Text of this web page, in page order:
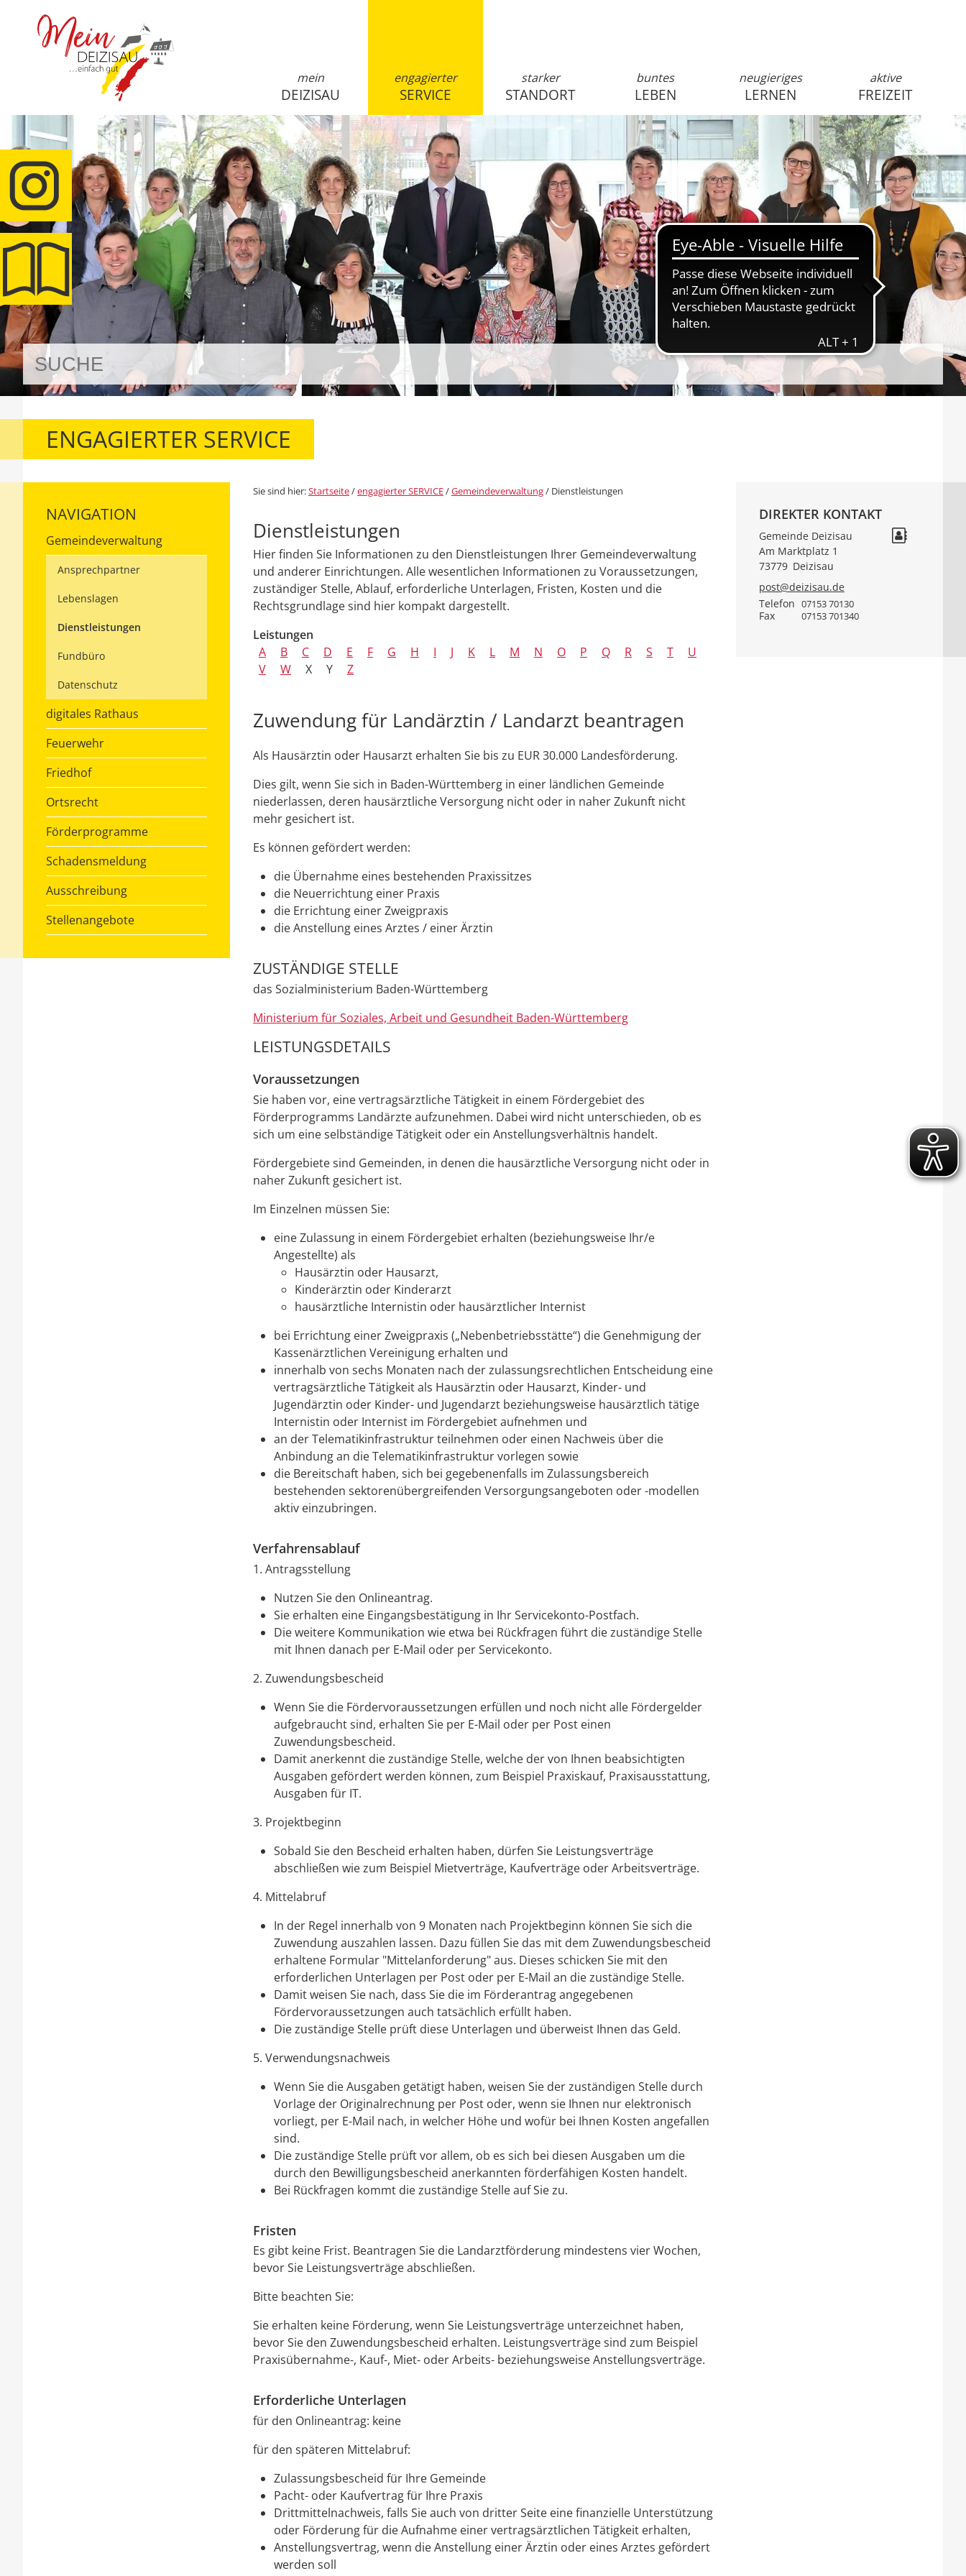
anmelden
mein
DEIZISAU
engagierter
SERVICE
starker
STANDORT
buntes
LEBEN
neugieriges
LERNEN
aktive
FREIZEIT
ENGAGIERTER SERVICE
NAVIGATION
Gemeindeverwaltung
Ansprechpartner
Lebenslagen
Dienstleistungen
Fundbüro
Datenschutz
digitales Rathaus
Feuerwehr
Friedhof
Ortsrecht
Förderprogramme
Schadensmeldung
Ausschreibung
Stellenangebote
Sie sind hier:Startseite/engagierter SERVICE/Gemeindeverwaltung/ Dienstleistungen
Dienstleistungen
Hier finden Sie Informationen zu den Dienstleistungen Ihrer Gemeindeverwaltung
und anderer Einrichtungen. Alle wesentlichen Informationen zu Voraussetzungen,
zuständiger Stelle, Ablauf, erforderliche Unterlagen, Fristen, Kosten und die
Rechtsgrundlage sind hier kompakt dargestellt.
Leistungen
A
B C D E F G H I J K L M N O P Q R S T
U
V
W X Y Z
Zuwendung für Landärztin / Landarzt beantragen
Als Hausärztin oder Hausarzt erhalten Sie bis zu EUR 30.000 Landesförderung.
Dies gilt, wenn Sie sich in Baden-Württemberg in einer ländlichen Gemeinde
niederlassen, deren hausärztliche Versorgung nicht oder in naher Zukunft nicht
mehr gesichert ist.
Es können gefördert werden:
die Übernahme eines bestehenden Praxissitzes
die Neuerrichtung einer Praxis
die Errichtung einer Zweigpraxis
die Anstellung eines Arztes / einer Ärztin
ZUSTÄNDIGE STELLE
das Sozialministerium Baden-Württemberg
Ministerium für Soziales, Arbeit und Gesundheit Baden-Württemberg
LEISTUNGSDETAILS
Voraussetzungen
Sie haben vor, eine vertragsärztliche Tätigkeit in einem Fördergebiet des
Förderprogramms Landärzte aufzunehmen. Dabei wird nicht unterschieden, ob es
sich um eine selbständige Tätigkeit oder ein Anstellungsverhältnis handelt.
Fördergebiete sind Gemeinden, in denen die hausärztliche Versorgung nicht oder in
naher Zukunft gesichert ist.
Im Einzelnen müssen Sie:
eine Zulassung in einem Fördergebiet erhalten (beziehungsweise Ihr/e
Angestellte) als
Hausärztin oder Hausarzt,
Kinderärztin oder Kinderarzt
hausärztliche Internistin oder hausärztlicher Internist
bei Errichtung einer Zweigpraxis („Nebenbetriebsstätte“) die Genehmigung der
Kassenärztlichen Vereinigung erhalten und
innerhalb von sechs Monaten nach der zulassungsrechtlichen Entscheidung eine
vertragsärztliche Tätigkeit als Hausärztin oder Hausarzt, Kinder- und
Jugendärztin oder Kinder- und Jugendarzt beziehungsweise hausärztlich tätige
Internistin oder Internist im Fördergebiet aufnehmen und
an der Telematikinfrastruktur teilnehmen oder einen Nachweis über die
Anbindung an die Telematikinfrastruktur vorlegen sowie
die Bereitschaft haben, sich bei gegebenenfalls im Zulassungsbereich
bestehenden sektorenübergreifenden Versorgungsangeboten oder -modellen
aktiv einzubringen.
Verfahrensablauf
1. Antragsstellung
Nutzen Sie den Onlineantrag.
Sie erhalten eine Eingangsbestätigung in Ihr Servicekonto-Postfach.
Die weitere Kommunikation wie etwa bei Rückfragen führt die zuständige Stelle
mit Ihnen danach per E-Mail oder per Servicekonto.
2. Zuwendungsbescheid
Wenn Sie die Fördervoraussetzungen erfüllen und noch nicht alle Fördergelder
aufgebraucht sind, erhalten Sie per E-Mail oder per Post einen
Zuwendungsbescheid.
Damit anerkennt die zuständige Stelle, welche der von Ihnen beabsichtigten
Ausgaben gefördert werden können, zum Beispiel Praxiskauf, Praxisausstattung,
Ausgaben für IT.
3. Projektbeginn
Sobald Sie den Bescheid erhalten haben, dürfen Sie Leistungsverträge
abschließen wie zum Beispiel Mietverträge, Kaufverträge oder Arbeitsverträge.
4. Mittelabruf
In der Regel innerhalb von 9 Monaten nach Projektbeginn können Sie sich die
Zuwendung auszahlen lassen. Dazu füllen Sie das mit dem Zuwendungsbescheid
erhaltene Formular "Mittelanforderung" aus. Dieses schicken Sie mit den
erforderlichen Unterlagen per Post oder per E-Mail an die zuständige Stelle.
Damit weisen Sie nach, dass Sie die im Förderantrag angegebenen
Fördervoraussetzungen auch tatsächlich erfüllt haben.
Die zuständige Stelle prüft diese Unterlagen und überweist Ihnen das Geld.
5. Verwendungsnachweis
Wenn Sie die Ausgaben getätigt haben, weisen Sie der zuständigen Stelle durch
Vorlage der Originalrechnung per Post oder, wenn sie Ihnen nur elektronisch
vorliegt, per E-Mail nach, in welcher Höhe und wofür bei Ihnen Kosten angefallen
sind.
Die zuständige Stelle prüft vor allem, ob es sich bei diesen Ausgaben um die
durch den Bewilligungsbescheid anerkannten förderfähigen Kosten handelt.
Bei Rückfragen kommt die zuständige Stelle auf Sie zu.
Fristen
Es gibt keine Frist. Beantragen Sie die Landarztförderung mindestens vier Wochen,
bevor Sie Leistungsverträge abschließen.
Bitte beachten Sie:
Sie erhalten keine Förderung, wenn Sie Leistungsverträge unterzeichnet haben,
bevor Sie den Zuwendungsbescheid erhalten. Leistungsverträge sind zum Beispiel
Praxisübernahme-, Kauf-, Miet- oder Arbeits- beziehungsweise Anstellungsverträge.
Erforderliche Unterlagen
für den Onlineantrag: keine
für den späteren Mittelabruf:
Zulassungsbescheid für Ihre Gemeinde
Pacht- oder Kaufvertrag für Ihre Praxis
Drittmittelnachweis, falls Sie auch von dritter Seite eine finanzielle Unterstützung
oder Förderung für die Aufnahme einer vertragsärztlichen Tätigkeit erhalten,
Anstellungsvertrag, wenn die Anstellung einer Ärztin oder eines Arztes gefördert
werden soll
DIREKTER KONTAKT
Gemeinde Deizisau
Am Marktplatz 1
73779 Deizisau
post@deizisau.de
Telefon 07153 70130
Fax 07153 701340